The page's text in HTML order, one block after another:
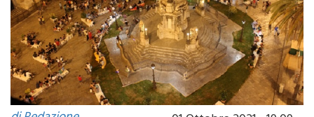
di Redazione
01 Ottobre 2021 - 19:09